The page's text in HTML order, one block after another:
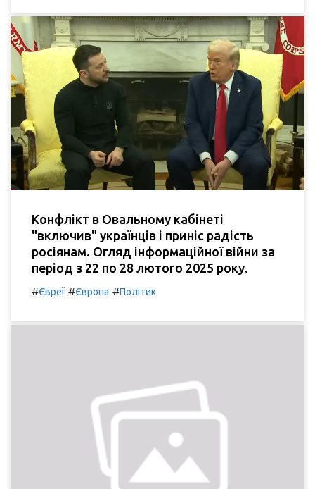
Конфлікт в Овальному кабінеті
"включив" українців і приніс радість
росіянам. Огляд інформаційної війни за
період з 22 по 28 лютого 2025 року.
#Євреї #Європа #Політик